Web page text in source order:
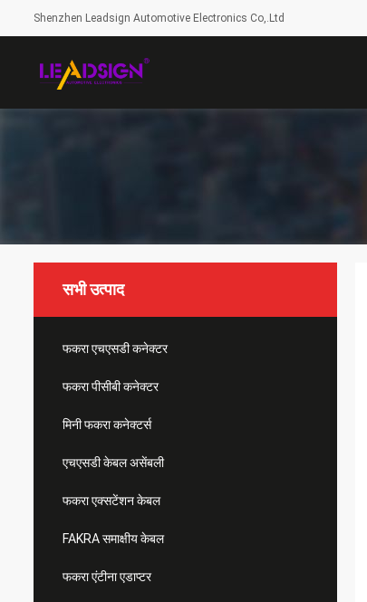
Shenzhen Leadsign Automotive Electronics Co,.Ltd
सभी उत्पाद
फकरा एचएसडी कनेक्टर
फकरा पीसीबी कनेक्टर
मिनी फकरा कनेक्टर्स
एचएसडी केबल असेंबली
फकरा एक्सटेंशन केबल
FAKRA समाक्षीय केबल
फकरा एंटीना एडाप्टर